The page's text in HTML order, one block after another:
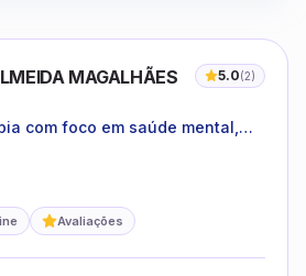
MAGALHÃES 5.0(2)
com foco em saúde mental,
e adultos.
Avaliações